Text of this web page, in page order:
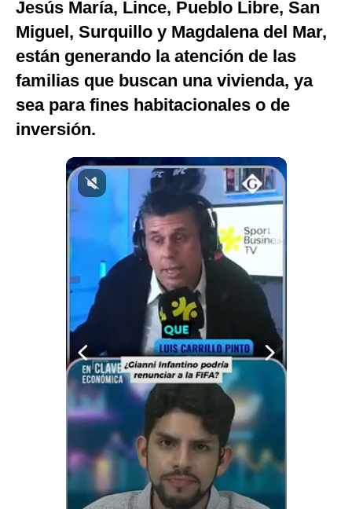
Internacional
Tecnología
Club del Suscriptor
Mix
Notas Contratadas
gestion.pe
Condiciones
Jesús María, Lince, Pueblo Libre, San
Miguel, Surquillo y Magdalena del Mar,
están generando la atención de las
familias que buscan una vivienda, ya
sea para fines habitacionales o de
inversión.